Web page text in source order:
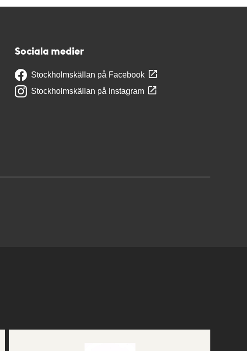
Sociala medier
Stockholmskällan på Facebook
Stockholmskällan på Instagram